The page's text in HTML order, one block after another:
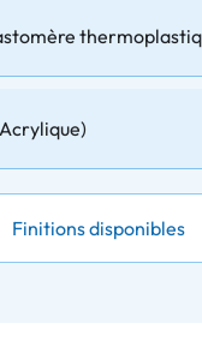
Finitions disponibles